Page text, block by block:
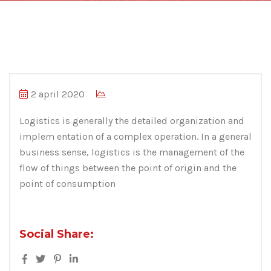
2 april 2020
Logistics is generally the detailed organization and
implem entation of a complex operation. In a general
business sense, logistics is the management of the
flow of things between the point of origin and the
point of consumption
Social Share: